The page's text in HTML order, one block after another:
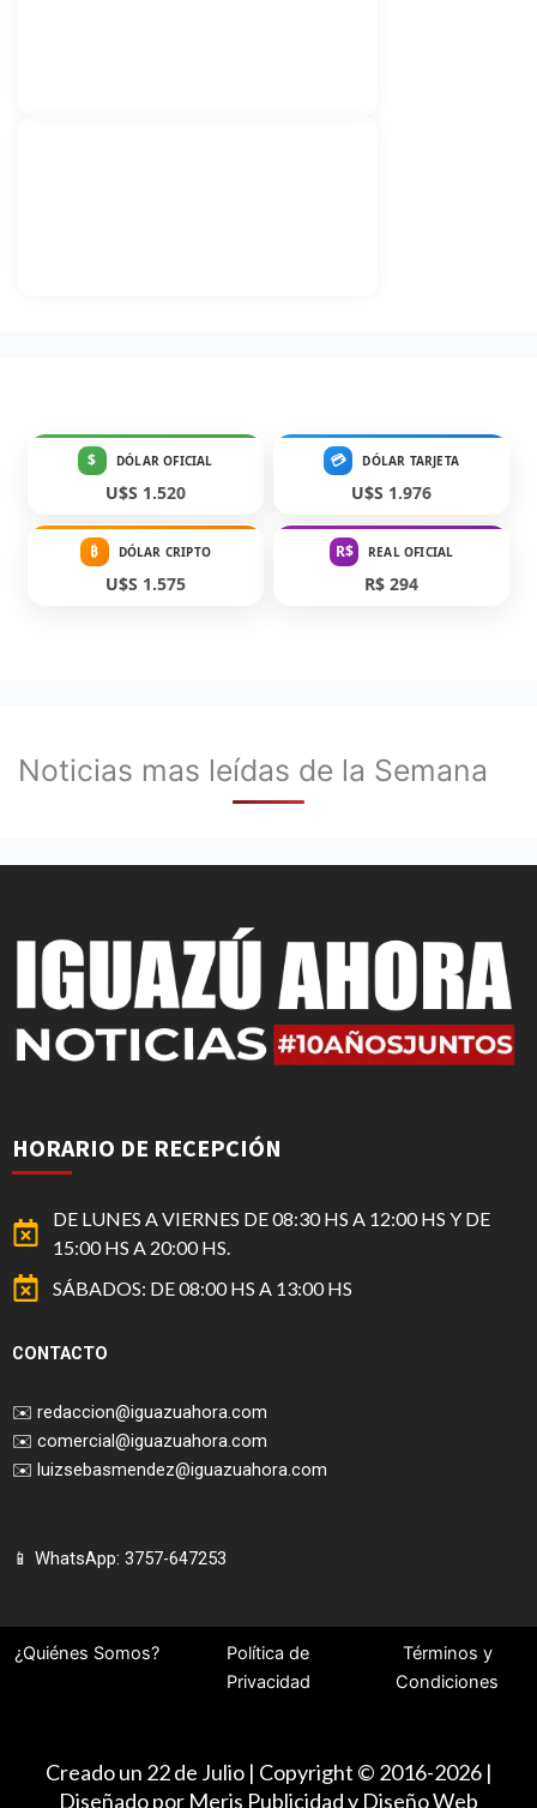
$ DÓLAR OFICIAL
U$S 1.520
💳 DÓLAR TARJETA
U$S 1.976
₿ DÓLAR CRIPTO
U$S 1.575
R$ REAL OFICIAL
R$ 294
Noticias mas leídas de la Semana
HORARIO DE RECEPCIÓN
DE LUNES A VIERNES DE 08:30 HS A 12:00 HS Y DE
15:00 HS A 20:00 HS.
SÁBADOS: DE 08:00 HS A 13:00 HS
CONTACTO
✉️ redaccion@iguazuahora.com
✉️ comercial@iguazuahora.com
✉️ luizsebasmendez@iguazuahora.com
📱 WhatsApp: 3757-647253
¿Quiénes Somos?
Política de
Privacidad
Términos y
Condiciones
Creado un 22 de Julio | Copyright © 2016-2026 |
Diseñado por Meris Publicidad y Diseño Web